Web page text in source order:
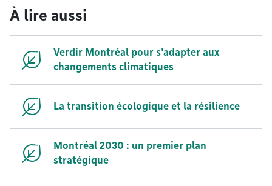
À lire aussi
Verdir Montréal pour s'adapter aux
changements climatiques
La transition écologique et la résilience
Montréal 2030 : un premier plan
stratégique